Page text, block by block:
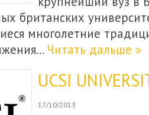
британских
многолетние
Читать дальше »
UCSI
17/10/2013